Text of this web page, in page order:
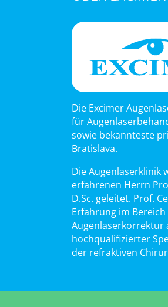
Die Excimer
für
sowie bekannteste
Bratislava.
Die Augenlaserklinik
erfahrenen Herrn
D.Sc. geleitet. Prof.
Erfahrung im
Augenlaserkorrektur
hochqualifizierter
der refraktiven